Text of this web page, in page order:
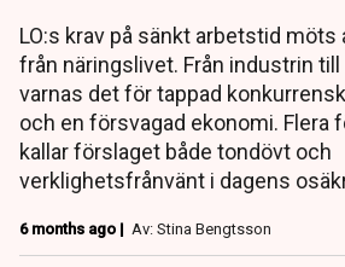
LO:s krav på sänkt arbetstid
från näringslivet. Från industrin
varnas det för tappad
och en försvagad ekonomi. Flera
kallar förslaget både tondövt och
verklighetsfrånvänt i dagens
6 months ago | Av: Stina Bengtsson